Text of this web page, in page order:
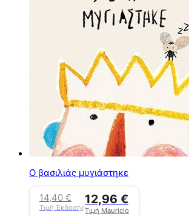
Ο βασιλιάς μυγιάστηκε
14,40 €
Τιμή Έκδοσης
12,96 €
Τιμή Mauricio